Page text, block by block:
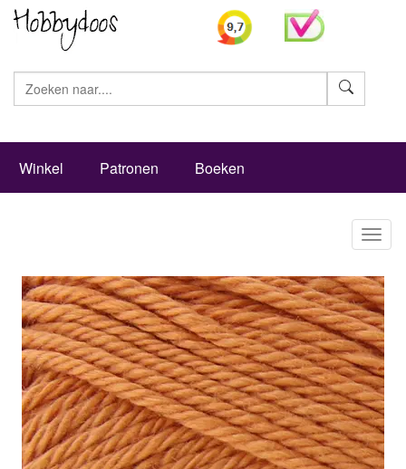
Winkel Patronen Boeken